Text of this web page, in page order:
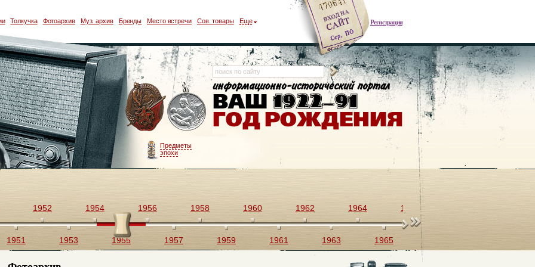
Регистрация
Толкучка Фотоархив Муз. архив Бренды Место встречи Сов. товары Еще
Предметы
эпохи
1951
1952
1953
1954
1955
1956
1957
1958
1959
1960
1961
1962
1963
1964
1965
1966